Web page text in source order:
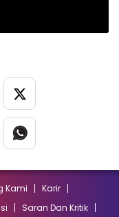
Kami
Karir
Saran Dan Kritik